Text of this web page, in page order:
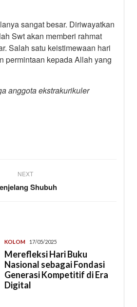
sangat besar. Diriwayatkan
Swt akan memberi rahmat
Salah satu keistimewaan hari
permintaan kepada Allah yang
anggota ekstrakurikuler
NEXT
Shubuh
KOLOM 17/05/2025
Merefleksi Hari Buku
Nasional sebagai Fondasi
Generasi Kompetitif di Era
Digital